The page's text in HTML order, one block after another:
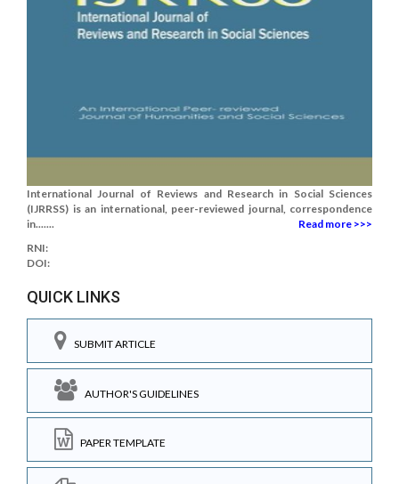
International Journal of Reviews and Research in Social Sciences
(IJRRSS) is an international, peer-reviewed journal, correspondence
in.......
Read more >>>
RNI:
DOI:
QUICK LINKS
SUBMIT ARTICLE
AUTHOR'S GUIDELINES
PAPER TEMPLATE